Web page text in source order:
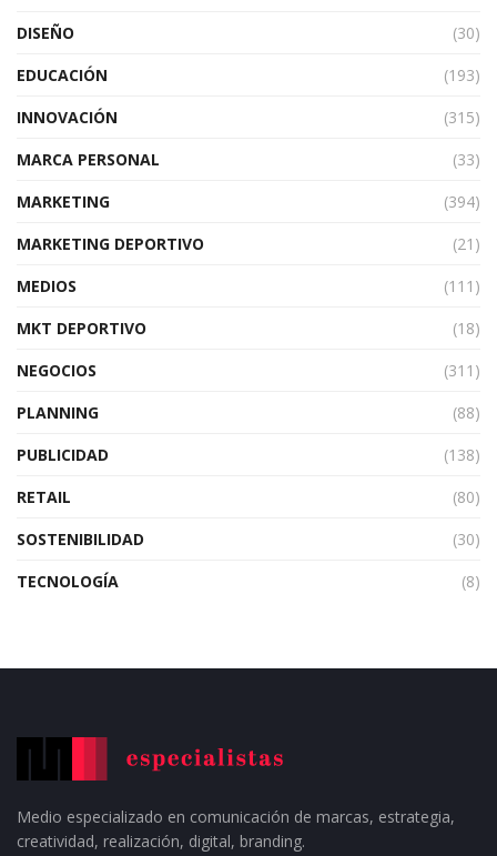
DISEÑO
(30)
EDUCACIÓN
(193)
INNOVACIÓN
(315)
MARCA PERSONAL
(33)
MARKETING
(394)
MARKETING DEPORTIVO
(21)
MEDIOS
(111)
MKT DEPORTIVO
(18)
NEGOCIOS
(311)
PLANNING
(88)
PUBLICIDAD
(138)
RETAIL
(80)
SOSTENIBILIDAD
(30)
TECNOLOGÍA
(8)
Medio especializado en comunicación de marcas, estrategia,
creatividad, realización, digital, branding.